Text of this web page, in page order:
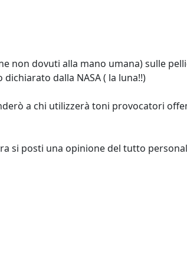
non dovuti alla mano umana) sulle
dalla NASA ( la luna!!)
a chi utilizzerà toni provocatori
si posti una opinione del tutto